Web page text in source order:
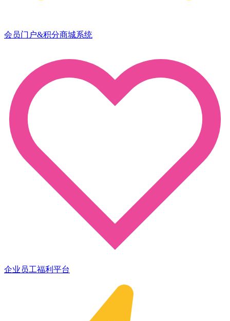
会员门户&积分商城系统
企业员工福利平台